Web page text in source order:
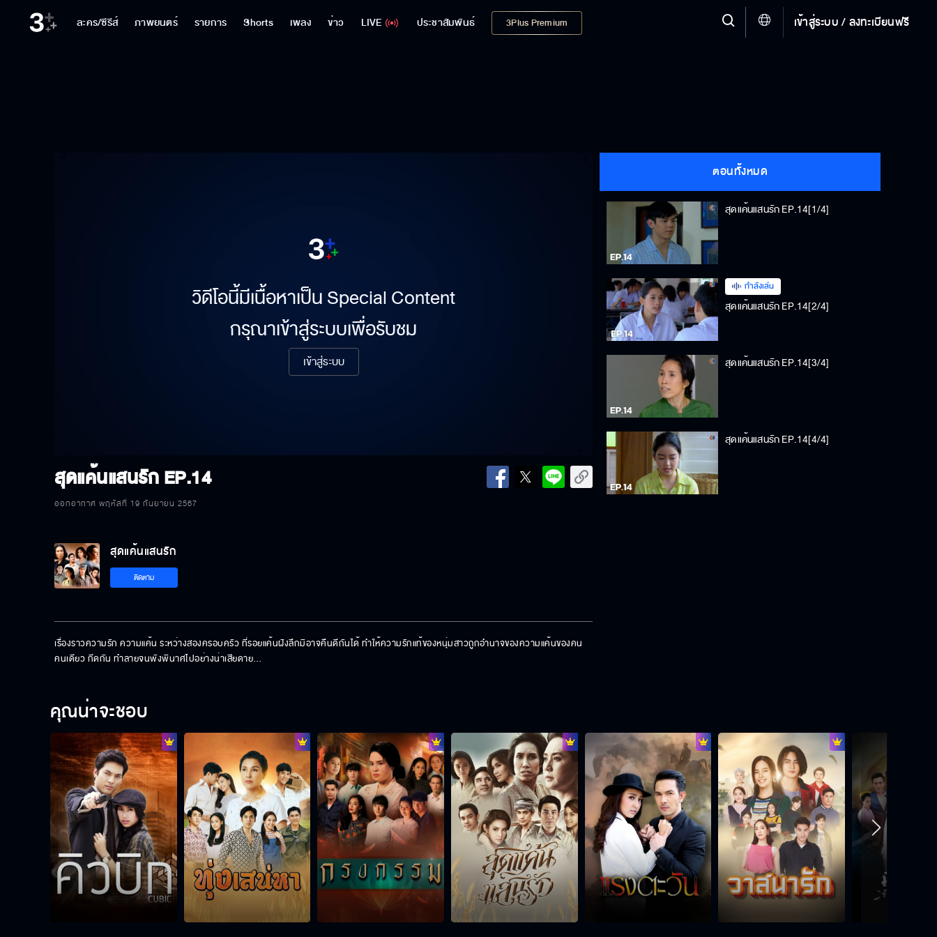
ละคร/ซีรีส์ ภาพยนตร์ รายการ Shorts เพลง ข่าว LIVE ประชาสัมพันธ์ 3Plus Premium เข้าสู่ระบบ / ลงทะเบียนฟรี
วิดีโอนี้มีเนื้อหาเป็น Special Content
กรุณาเข้าสู่ระบบเพื่อรับชม
เข้าสู่ระบบ
สุดแค้นแสนรักEP.14
ออกอากาศ พฤหัสที่ 19 กันยายน 2567
ตอนทั้งหมด
สุดแค้นแสนรัก EP.14[1/4]
กำลังเล่น
สุดแค้นแสนรัก EP.14[2/4]
สุดแค้นแสนรัก EP.14[3/4]
สุดแค้นแสนรัก EP.14[4/4]
สุดแค้นแสนรัก
ติดตาม
เรื่องราวความรัก ความแค้น ระหว่างสองครอบครัว ที่รอยแค้นฝังลึกมิอาจคืนดีกันได้ ทำให้ความรักแท้ของหนุ่มสาวถูกอำนาจของความแค้นของคน
คนเดียว กีดกัน ทำลายจนพังพินาศไปอย่างน่าเสียดาย…
คุณน่าจะชอบ